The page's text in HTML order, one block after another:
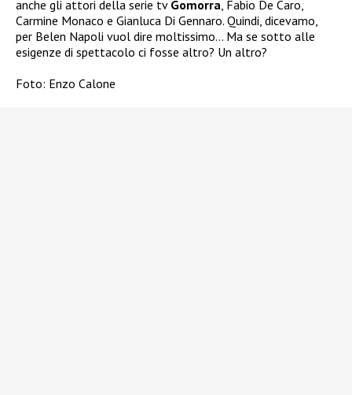
anche gli attori della serie tv Gomorra , Fabio De Caro,
Carmine Monaco e Gianluca Di Gennaro. Quindi, dicevamo,
per Belen Napoli vuol dire moltissimo… Ma se sotto alle
esigenze di spettacolo ci fosse altro? Un altro?
Foto: Enzo Calone